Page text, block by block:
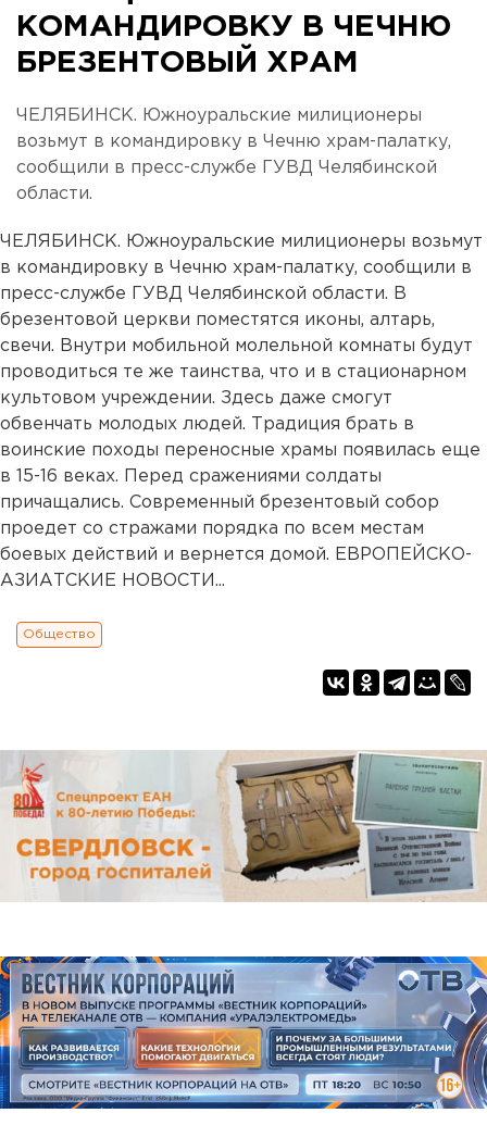
КОМАНДИРОВКУ В ЧЕЧНЮ
БРЕЗЕНТОВЫЙ ХРАМ
ЧЕЛЯБИНСК. Южноуральские милиционеры
возьмут в командировку в Чечню храм-палатку,
сообщили в пресс-службе ГУВД Челябинской
области.
ЧЕЛЯБИНСК. Южноуральские милиционеры возьмут
в командировку в Чечню храм-палатку, сообщили в
пресс-службе ГУВД Челябинской области. В
брезентовой церкви поместятся иконы, алтарь,
свечи. Внутри мобильной молельной комнаты будут
проводиться те же таинства, что и в стационарном
культовом учреждении. Здесь даже смогут
обвенчать молодых людей. Традиция брать в
воинские походы переносные храмы появилась еще
в 15-16 веках. Перед сражениями солдаты
причащались. Современный брезентовый собор
проедет со стражами порядка по всем местам
боевых действий и вернется домой. ЕВРОПЕЙСКО-
АЗИАТСКИЕ НОВОСТИ...
Общество